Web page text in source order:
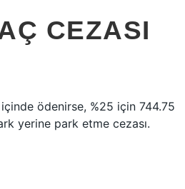
CEZASI
ödenirse, %25 için 744.75
yerine park etme cezası.